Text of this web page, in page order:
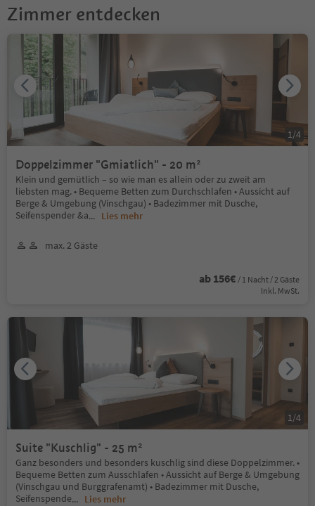
Zimmer entdecken
Doppelzimmer "Gmiatlich" - 20 m²
Klein und gemütlich – so wie man es allein oder zu zweit am
liebsten mag. • Bequeme Betten zum Durchschlafen • Aussicht auf
Berge & Umgebung (Vinschgau) • Badezimmer mit Dusche,
Seifenspender &a... Lies mehr
max. 2 Gäste
ab 156€ / 1 Nacht / 2 Gäste
Inkl. MwSt.
1 /4
Suite "Kuschlig" - 25 m²
Ganz besonders und besonders kuschlig sind diese Doppelzimmer. •
Bequeme Betten zum Ausschlafen • Aussicht auf Berge & Umgebung
(Vinschgau und Burggrafenamt) • Badezimmer mit Dusche,
Seifenspende... Lies mehr
1 /4